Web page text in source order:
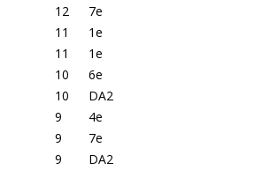
12
7e
11
1e
11
1e
10
6e
10
DA2
9
4e
9
7e
9
DA2